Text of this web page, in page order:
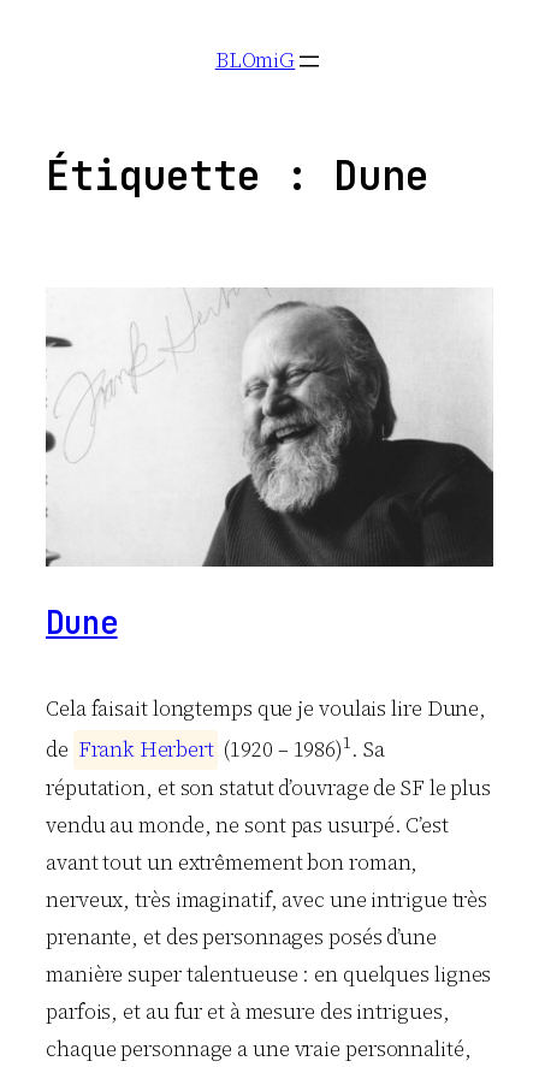
BLOmiG
Étiquette : Dune
Dune
Cela faisait longtemps que je voulais lire Dune,
de Frank Herbert (1920 – 1986)1. Sa
réputation, et son statut d’ouvrage de SF le plus
vendu au monde, ne sont pas usurpé. C’est
avant tout un extrêmement bon roman,
nerveux, très imaginatif, avec une intrigue très
prenante, et des personnages posés d’une
manière super talentueuse : en quelques lignes
parfois, et au fur et à mesure des intrigues,
chaque personnage a une vraie personnalité,